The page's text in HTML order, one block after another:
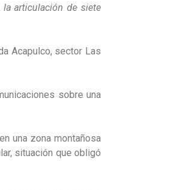
la articulación de siete
Acapulco, sector Las
sobre una
una zona montañosa
situación que obligó